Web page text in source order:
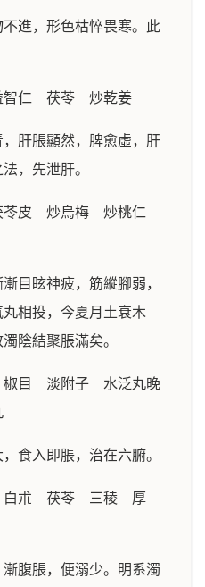
進，形色枯悴畏寒。此
仁 茯苓 炒乾姜
肝脹顯然，脾愈虛，肝
，先泄肝。
苓皮 炒烏梅 炒桃仁
目眩神疲，筋縱腳弱，
相投，今夏月土衰木
陰結聚脹滿矣。
目 淡附子 水泛丸晚
食入即脹，治在六腑。
白朮 茯苓 三稜 厚
腹脹，便溺少。明系濁